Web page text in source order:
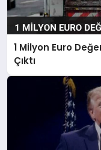
1 Milyon Euro
Çıktı